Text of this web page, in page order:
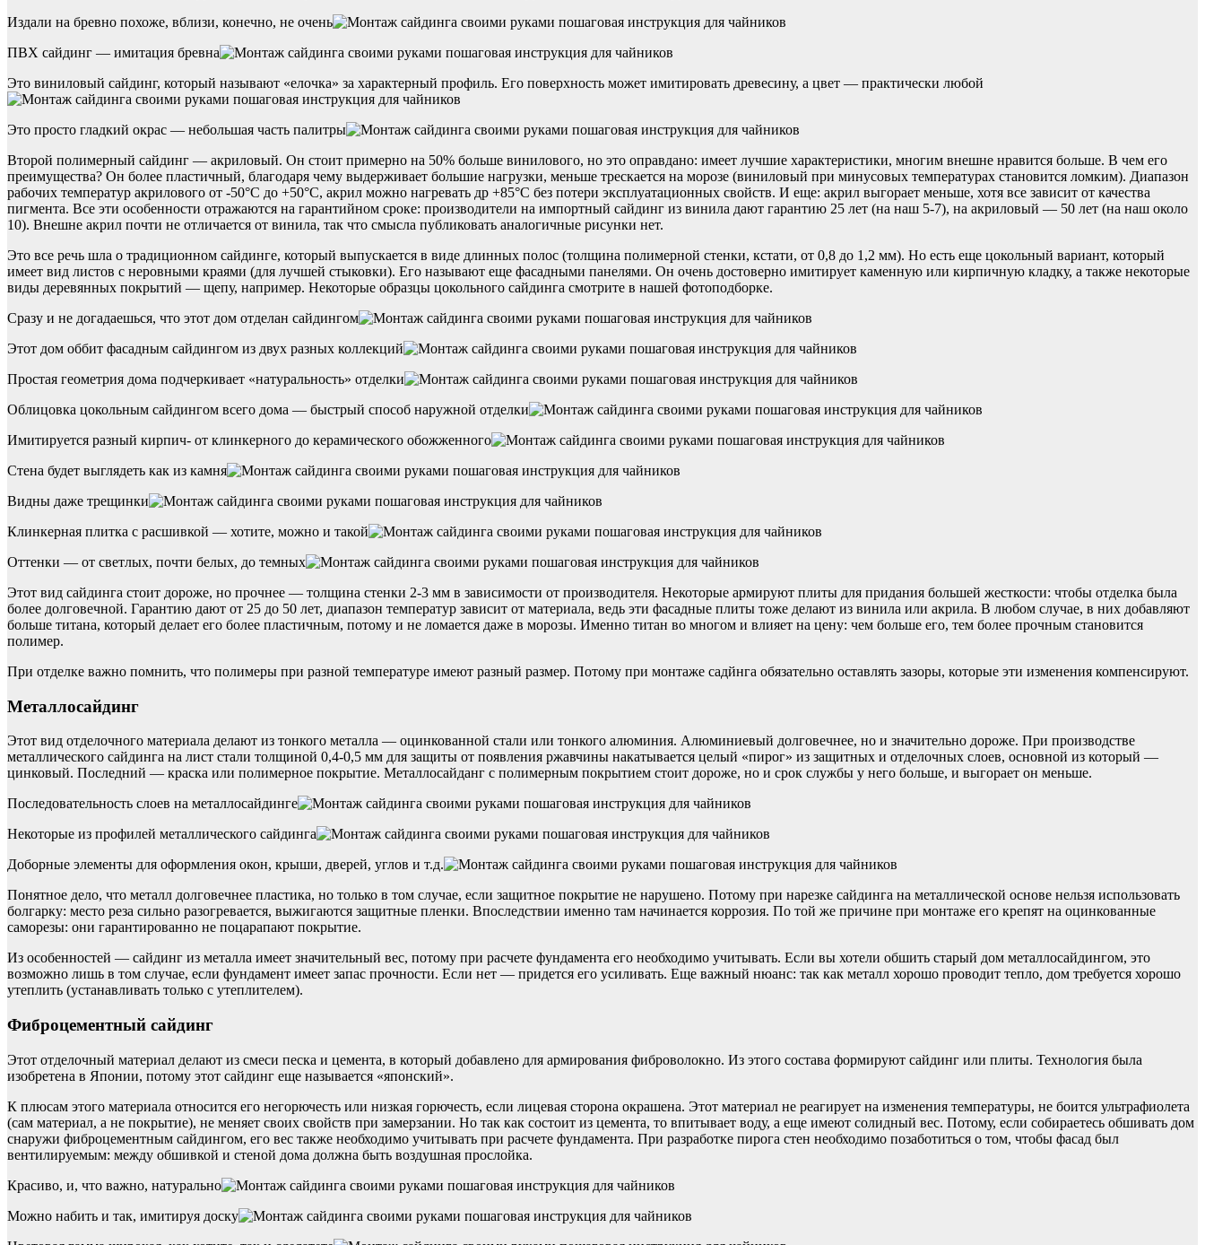
Издали на бревно похоже, вблизи, конечно, не очень
ПВХ сайдинг — имитация бревна
Это виниловый сайдинг, который называют «елочка» за характерный профиль. Его поверхность может имитировать древесину, а цвет — практически любой
Это просто гладкий окрас — небольшая часть палитры
Второй полимерный сайдинг — акриловый. Он стоит примерно на 50% больше винилового, но это оправдано: имеет лучшие характеристики, многим внешне нравится больше. В чем его
преимущества? Он более пластичный, благодаря чему выдерживает большие нагрузки, меньше трескается на морозе (виниловый при минусовых температурах становится ломким). Диапазон
рабочих температур акрилового от -50°C до +50°C, акрил можно нагревать др +85°C без потери эксплуатационных свойств. И еще: акрил выгорает меньше, хотя все зависит от качества
пигмента. Все эти особенности отражаются на гарантийном сроке: производители на импортный сайдинг из винила дают гарантию 25 лет (на наш 5-7), на акриловый — 50 лет (на наш около
10). Внешне акрил почти не отличается от винила, так что смысла публиковать аналогичные рисунки нет.
Это все речь шла о традиционном сайдинге, который выпускается в виде длинных полос (толщина полимерной стенки, кстати, от 0,8 до 1,2 мм). Но есть еще цокольный вариант, который
имеет вид листов с неровными краями (для лучшей стыковки). Его называют еще фасадными панелями. Он очень достоверно имитирует каменную или кирпичную кладку, а также некоторые
виды деревянных покрытий — щепу, например. Некоторые образцы цокольного сайдинга смотрите в нашей фотоподборке.
Сразу и не догадаешься, что этот дом отделан сайдингом
Этот дом оббит фасадным сайдингом из двух разных коллекций
Простая геометрия дома подчеркивает «натуральность» отделки
Облицовка цокольным сайдингом всего дома — быстрый способ наружной отделки
Имитируется разный кирпич- от клинкерного до керамического обожженного
Стена будет выглядеть как из камня
Видны даже трещинки
Клинкерная плитка с расшивкой — хотите, можно и такой
Оттенки — от светлых, почти белых, до темных
Этот вид сайдинга стоит дороже, но прочнее — толщина стенки 2-3 мм в зависимости от производителя. Некоторые армируют плиты для придания большей жесткости: чтобы отделка была
более долговечной. Гарантию дают от 25 до 50 лет, диапазон температур зависит от материала, ведь эти фасадные плиты тоже делают из винила или акрила. В любом случае, в них добавляют
больше титана, который делает его более пластичным, потому и не ломается даже в морозы. Именно титан во многом и влияет на цену: чем больше его, тем более прочным становится
полимер.
При отделке важно помнить, что полимеры при разной температуре имеют разный размер. Потому при монтаже садйнга обязательно оставлять зазоры, которые эти изменения компенсируют.
Металлосайдинг
Этот вид отделочного материала делают из тонкого металла — оцинкованной стали или тонкого алюминия. Алюминиевый долговечнее, но и значительно дороже. При производстве
металлического сайдинга на лист стали толщиной 0,4-0,5 мм для защиты от появления ржавчины накатывается целый «пирог» из защитных и отделочных слоев, основной из который —
цинковый. Последний — краска или полимерное покрытие. Металлосайданг с полимерным покрытием стоит дороже, но и срок службы у него больше, и выгорает он меньше.
Последовательность слоев на металлосайдинге
Некоторые из профилей металлического сайдинга
Доборные элементы для оформления окон, крыши, дверей, углов и т.д.
Понятное дело, что металл долговечнее пластика, но только в том случае, если защитное покрытие не нарушено. Потому при нарезке сайдинга на металлической основе нельзя использовать
болгарку: место реза сильно разогревается, выжигаются защитные пленки. Впоследствии именно там начинается коррозия. По той же причине при монтаже его крепят на оцинкованные
саморезы: они гарантированно не поцарапают покрытие.
Из особенностей — сайдинг из металла имеет значительный вес, потому при расчете фундамента его необходимо учитывать. Если вы хотели обшить старый дом металлосайдингом, это
возможно лишь в том случае, если фундамент имеет запас прочности. Если нет — придется его усиливать. Еще важный нюанс: так как металл хорошо проводит тепло, дом требуется хорошо
утеплить (устанавливать только с утеплителем).
Фиброцементный сайдинг
Этот отделочный материал делают из смеси песка и цемента, в который добавлено для армирования фиброволокно. Из этого состава формируют сайдинг или плиты. Технология была
изобретена в Японии, потому этот сайдинг еще называется «японский».
К плюсам этого материала относится его негорючесть или низкая горючесть, если лицевая сторона окрашена. Этот материал не реагирует на изменения температуры, не боится ультрафиолета
(сам материал, а не покрытие), не меняет своих свойств при замерзании. Но так как состоит из цемента, то впитывает воду, а еще имеют солидный вес. Потому, если собираетесь обшивать дом
снаружи фиброцементным сайдингом, его вес также необходимо учитывать при расчете фундамента. При разработке пирога стен необходимо позаботиться о том, чтобы фасад был
вентилируемым: между обшивкой и стеной дома должна быть воздушная прослойка.
Красиво, и, что важно, натурально
Можно набить и так, имитируя доску